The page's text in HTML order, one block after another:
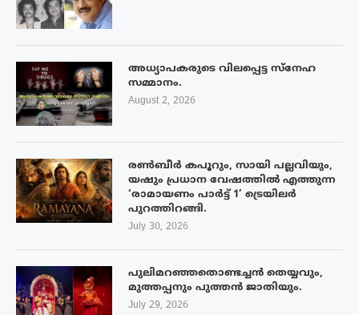
അധ്യാപകരുടെ വിലപ്പെട്ട സ്നേഹ
സമ്മാനം.
August 2, 2026
രൺബീർ കപൂറും, സായി പല്ലവിയും,
യഷും പ്രധാന വേഷത്തിൽ എത്തുന്ന
‘രാമായണം പാർട്ട് 1’ ട്രെയിലർ
പുറത്തിറങ്ങി.
July 30, 2026
പുലിമറഞ്ഞതൊണ്ടച്ചൻ തെയ്യവും,
മുത്തപ്പനും പുത്തൻ ജാതിയും.
July 29, 2026